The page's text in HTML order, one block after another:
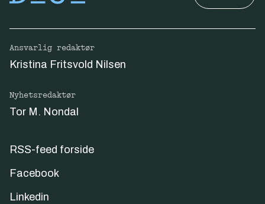
Ansvarlig redaktør
Kristina Fritsvold Nilsen
Nyhetsredaktør
Tor M. Nondal
RSS-feed forside
Facebook
Linkedin